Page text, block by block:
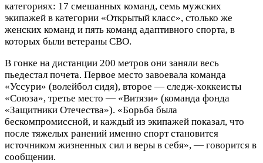
категориях: 17 смешанных команд, семь мужских
экипажей в категории «Открытый класс», столько же
женских команд и пять команд адаптивного спорта, в
которых были ветераны СВО.
В гонке на дистанции 200 метров они заняли весь
пьедестал почета. Первое место завоевала команда
«Уссури» (волейбол сидя), второе — следж-хоккеисты
«Союза», третье место — «Витязи» (команда фонда
«Защитники Отечества»). «Борьба была
бескомпромиссной, и каждый из экипажей показал, что
после тяжелых ранений именно спорт становится
источником жизненных сил и веры в себя», — говорится в
сообщении.